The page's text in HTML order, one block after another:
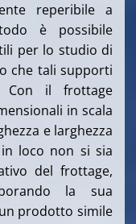
reperibile a
è possibile
per lo studio di
che tali supporti
Con il frottage
in scala
e larghezza
loco non si sia
del frottage,
la sua
prodotto simile